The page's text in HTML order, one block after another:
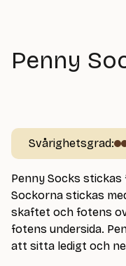
Penny
Svårighetsgrad:
Penny Socks
Sockorna stickas
skaftet och fotens
fotens undersida.
att sitta ledigt och